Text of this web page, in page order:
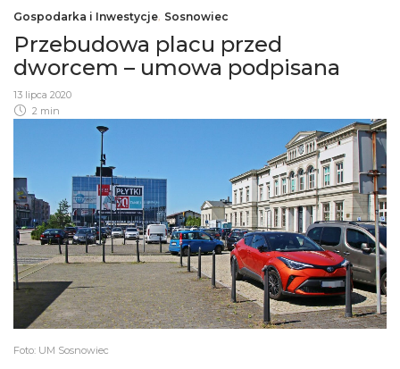
Gospodarka i Inwestycje, Sosnowiec
Przebudowa placu przed
dworcem – umowa podpisana
13 lipca 2020
2 min
Foto: UM Sosnowiec